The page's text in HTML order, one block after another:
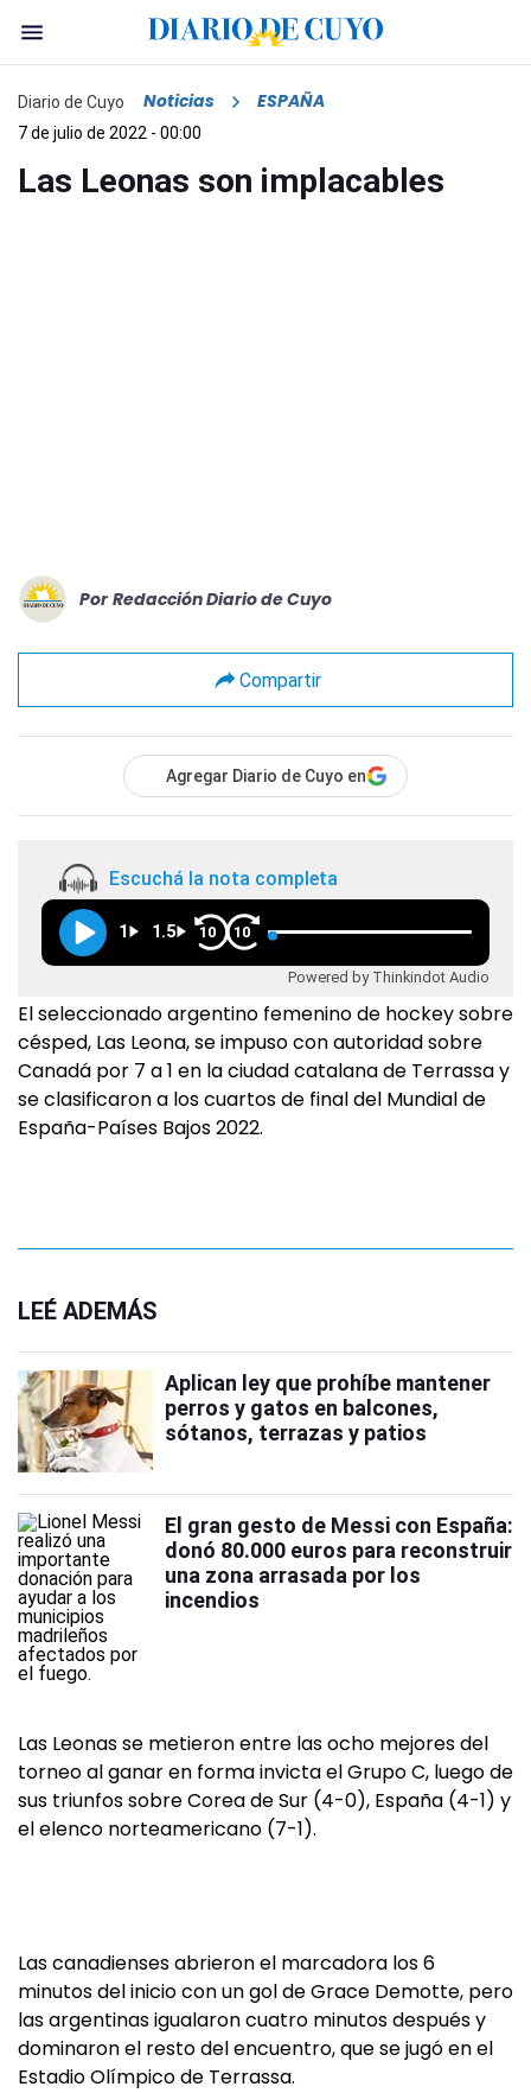
Diario de Cuyo Noticias ESPAÑA
7 de julio de 2022 - 00:00
Las Leonas son implacables
Por Redacción Diario de Cuyo
Compartir
Agregar Diario de Cuyo en
Escuchá la nota completa
1 1.5 10 10
Powered by Thinkindot Audio
El seleccionado argentino femenino de hockey sobre
césped, Las Leona, se impuso con autoridad sobre
Canadá por 7 a 1 en la ciudad catalana de Terrassa y
se clasificaron a los cuartos de final del Mundial de
España-Países Bajos 2022.
LEÉ ADEMÁS
Aplican ley que prohíbe mantener
perros y gatos en balcones,
sótanos, terrazas y patios
El gran gesto de Messi con España:
donó 80.000 euros para reconstruir
una zona arrasada por los
incendios
Las Leonas se metieron entre las ocho mejores del
torneo al ganar en forma invicta el Grupo C, luego de
sus triunfos sobre Corea de Sur (4-0), España (4-1) y
el elenco norteamericano (7-1).
Las canadienses abrieron el marcadora los 6
minutos del inicio con un gol de Grace Demotte, pero
las argentinas igualaron cuatro minutos después y
dominaron el resto del encuentro, que se jugó en el
Estadio Olímpico de Terrassa.